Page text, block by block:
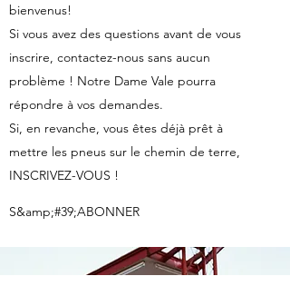
bienvenus!
Si vous avez des questions avant de vous
inscrire, contactez-nous sans aucun
problème ! Notre Dame Vale pourra
répondre à vos demandes.
Si, en revanche, vous êtes déjà prêt à
mettre les pneus sur le chemin de terre,
INSCRIVEZ-VOUS !
S&amp;#39;ABONNER